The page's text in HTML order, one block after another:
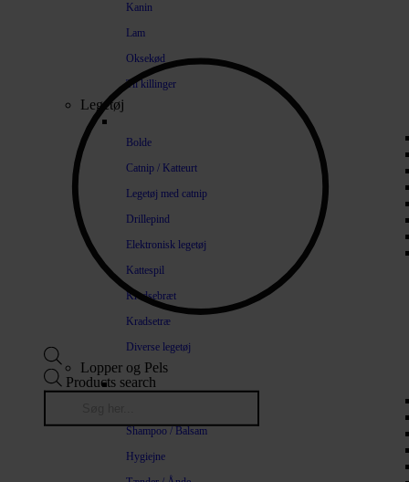
Kanin
Lam
Oksekød
Til killinger
Legetøj
Bolde
Catnip / Katteurt
Legetøj med catnip
Drillepind
Elektronisk legetøj
Kattespil
Kradsebræt
Kradsetræ
Diverse legetøj
Lopper og Pels
Shampoo / Balsam
Hygiejne
Products search